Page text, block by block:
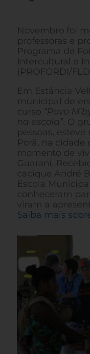
Novembro foi
professoras e
Programa de
Intercultural e
(PROFORDI/
Em Estância
municipal de
curso “Povo
na escola”. O
pessoas, esteve
Porã, na cidade
momento de
Guarani.
cacique André
Escola
conheceram
viram a
Saiba mais